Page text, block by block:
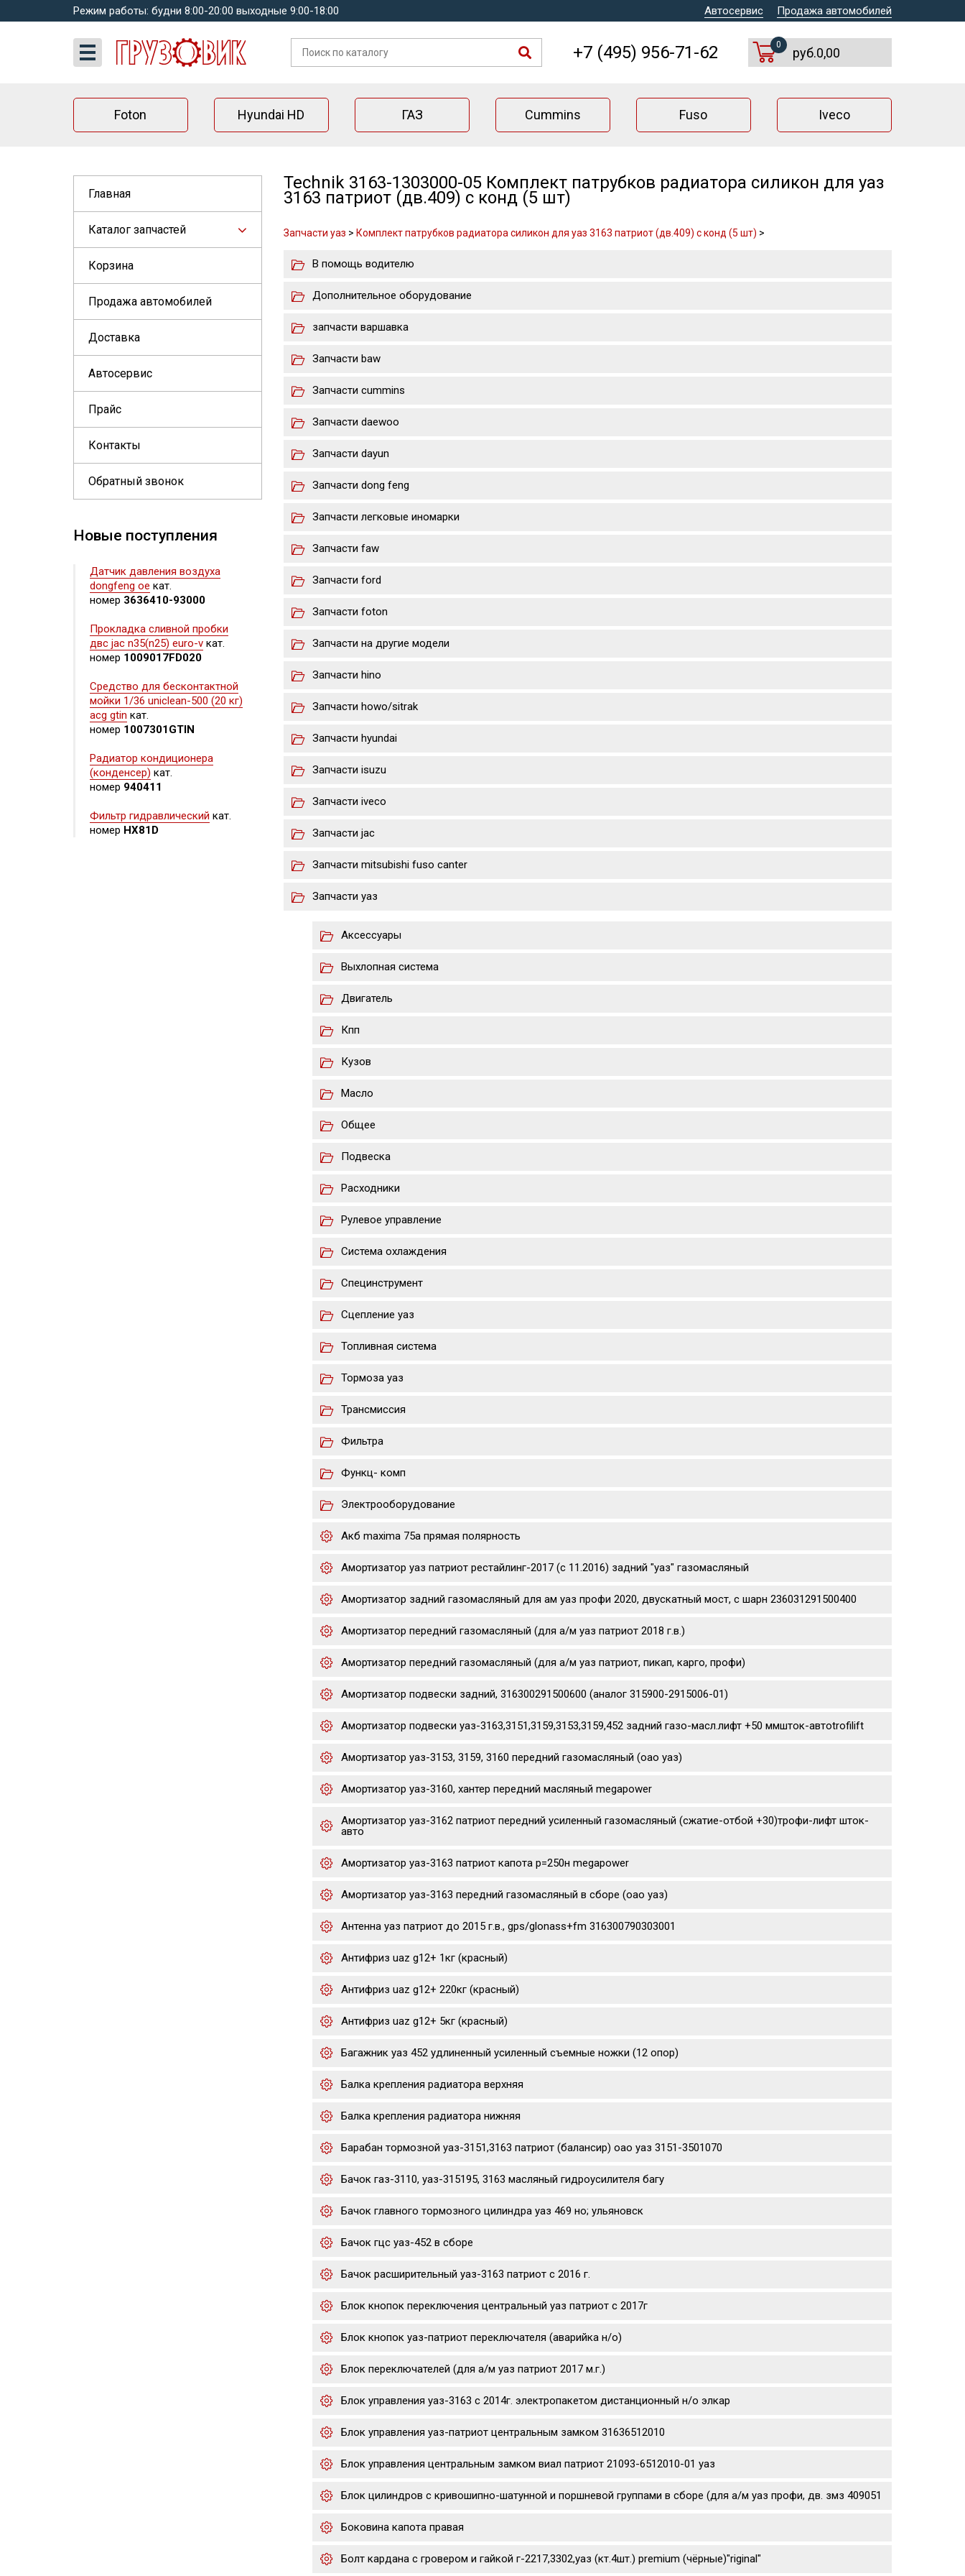
Режим работы: будни 8:00-20:00 выходные 9:00-18:00 Автосервис Продажа автомобилей
+7 (495) 956-71-62 0
руб.0,00
Foton Hyundai HD ГАЗ Cummins Fuso Iveco
Главная
Каталог запчастей
Корзина
Продажа автомобилей
Доставка
Автосервис
Прайс
Контакты
Обратный звонок
Новые поступления
Датчик давления воздуха
dongfeng oe кат.
номер 3636410-93000
Прокладка сливной пробки
двс jac n35(n25) euro-v кат.
номер 1009017FD020
Средство для бесконтактной
мойки 1/36 uniclean-500 (20 кг)
acg gtin кат.
номер 1007301GTIN
Радиатор кондиционера
(конденсер) кат.
номер 940411
Фильтр гидравлический кат.
номер HX81D
Technik 3163-1303000-05 Комплект патрубков радиатора силикон для уаз
3163 патриот (дв.409) с конд (5 шт)
Запчасти уаз > Комплект патрубков радиатора силикон для уаз 3163 патриот (дв.409) с конд (5 шт) >
В помощь водителю
Дополнительное оборудование
запчасти варшавка
Запчасти baw
Запчасти cummins
Запчасти daewoo
Запчасти dayun
Запчасти dong feng
Запчасти легковые иномарки
Запчасти faw
Запчасти ford
Запчасти foton
Запчасти на другие модели
Запчасти hino
Запчасти howo/sitrak
Запчасти hyundai
Запчасти isuzu
Запчасти iveco
Запчасти jac
Запчасти mitsubishi fuso canter
Запчасти уаз
Аксессуары
Выхлопная система
Двигатель
Кпп
Кузов
Масло
Общее
Подвеска
Расходники
Рулевое управление
Система охлаждения
Специнструмент
Сцепление уаз
Топливная система
Тормоза уаз
Трансмиссия
Фильтра
Функц- комп
Электрооборудование
Акб maxima 75a прямая полярность
Амортизатор уаз патриот рестайлинг-2017 (с 11.2016) задний "уаз" газомасляный
Амортизатор задний газомасляный для ам уаз профи 2020, двускатный мост, с шарн 236031291500400
Амортизатор передний газомасляный (для а/м уаз патриот 2018 г.в.)
Амортизатор передний газомасляный (для а/м уаз патриот, пикап, карго, профи)
Амортизатор подвески задний, 316300291500600 (аналог 315900-2915006-01)
Амортизатор подвески уаз-3163,3151,3159,3153,3159,452 задний газо-масл.лифт +50 ммшток-автоtrofilift
Амортизатор уаз-3153, 3159, 3160 передний газомасляный (оао уаз)
Амортизатор уаз-3160, хантер передний масляный megapower
Амортизатор уаз-3162 патриот передний усиленный газомасляный (сжатие-отбой +30)трофи-лифт шток-
авто
Амортизатор уаз-3163 патриот капота р=250н megapower
Амортизатор уаз-3163 передний газомасляный в сборе (оао уаз)
Антенна уаз патриот до 2015 г.в., gps/glonass+fm 316300790303001
Антифриз uaz g12+ 1кг (красный)
Антифриз uaz g12+ 220кг (красный)
Антифриз uaz g12+ 5кг (красный)
Багажник уаз 452 удлиненный усиленный съемные ножки (12 опор)
Балка крепления радиатора верхняя
Балка крепления радиатора нижняя
Барабан тормозной уаз-3151,3163 патриот (балансир) оао уаз 3151-3501070
Бачок газ-3110, уаз-315195, 3163 масляный гидроусилителя багу
Бачок главного тормозного цилиндра уаз 469 но; ульяновск
Бачок гцс уаз-452 в сборе
Бачок расширительный уаз-3163 патриот с 2016 г.
Блок кнопок переключения центральный уаз патриот с 2017г
Блок кнопок уаз-патриот переключателя (аварийка н/о)
Блок переключателей (для а/м уаз патриот 2017 м.г.)
Блок управления уаз-3163 с 2014г. электропакетом дистанционный н/о элкар
Блок управления уаз-патриот центральным замком 31636512010
Блок управления центральным замком виал патриот 21093-6512010-01 уаз
Блок цилиндров с кривошипно-шатунной и поршневой группами в сборе (для а/м уаз профи, дв. змз 409051
Боковина капота правая
Болт кардана с гровером и гайкой г-2217,3302,уаз (кт.4шт.) premium (чёрные)"riginal"